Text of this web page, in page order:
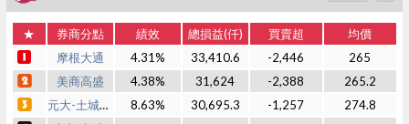
★ 券商分點 績效 總損益(仟) 買賣超
均價
摩根大通
4.31% 33,410.6 -2,446
265
美商高盛
4.38% 31,624 -2,388
265.2
元大-土城永寧
8.63% 30,695.3 -1,257
274.8